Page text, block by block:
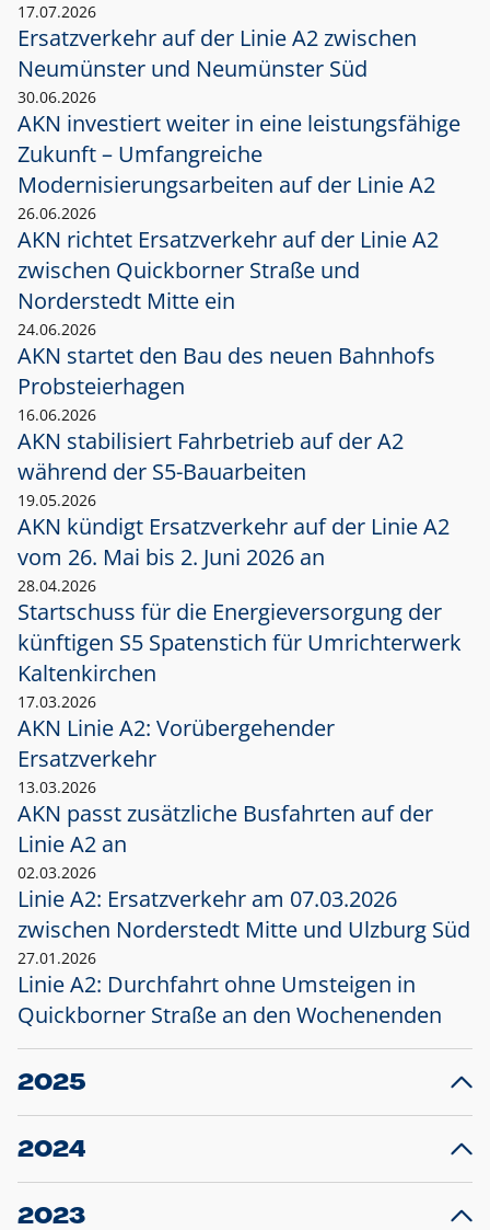
17.07.2026
Ersatzverkehr auf der Linie A2 zwischen
Neumünster und Neumünster Süd
30.06.2026
AKN investiert weiter in eine leistungsfähige
Zukunft – Umfangreiche
Modernisierungsarbeiten auf der Linie A2
26.06.2026
AKN richtet Ersatzverkehr auf der Linie A2
zwischen Quickborner Straße und
Norderstedt Mitte ein
24.06.2026
AKN startet den Bau des neuen Bahnhofs
Probsteierhagen
16.06.2026
AKN stabilisiert Fahrbetrieb auf der A2
während der S5-Bauarbeiten
19.05.2026
AKN kündigt Ersatzverkehr auf der Linie A2
vom 26. Mai bis 2. Juni 2026 an
28.04.2026
Startschuss für die Energieversorgung der
künftigen S5 Spatenstich für Umrichterwerk
Kaltenkirchen
17.03.2026
AKN Linie A2: Vorübergehender
Ersatzverkehr
13.03.2026
AKN passt zusätzliche Busfahrten auf der
Linie A2 an
02.03.2026
Linie A2: Ersatzverkehr am 07.03.2026
zwischen Norderstedt Mitte und Ulzburg Süd
27.01.2026
Linie A2: Durchfahrt ohne Umsteigen in
Quickborner Straße an den Wochenenden
2025
23.12.2025
Projekt S5: Start der Bauarbeiten am
2024
10.12.2024
Großprojekt S5: Sperrung der Bahnstraße in
2023